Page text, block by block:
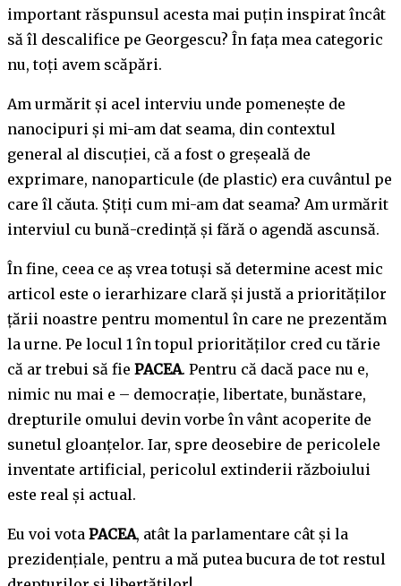
important răspunsul acesta mai puțin inspirat încât
să îl descalifice pe Georgescu? În fața mea categoric
nu, toți avem scăpări.
Am urmărit și acel interviu unde pomenește de
nanocipuri și mi-am dat seama, din contextul
general al discuției, că a fost o greșeală de
exprimare, nanoparticule (de plastic) era cuvântul pe
care îl căuta. Știți cum mi-am dat seama? Am urmărit
interviul cu bună-credință și fără o agendă ascunsă.
În fine, ceea ce aș vrea totuși să determine acest mic
articol este o ierarhizare clară și justă a priorităților
țării noastre pentru momentul în care ne prezentăm
la urne. Pe locul 1 în topul priorităților cred cu tărie
că ar trebui să fie PACEA. Pentru că dacă pace nu e,
nimic nu mai e – democrație, libertate, bunăstare,
drepturile omului devin vorbe în vânt acoperite de
sunetul gloanțelor. Iar, spre deosebire de pericolele
inventate artificial, pericolul extinderii războiului
este real și actual.
Eu voi vota PACEA, atât la parlamentare cât și la
prezidențiale, pentru a mă putea bucura de tot restul